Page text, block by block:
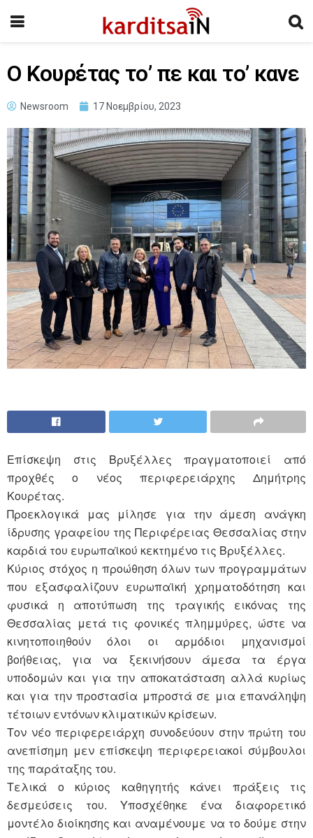
Ο Κουρέτας το’ πε και το’ κανε
Newsroom 17 Νοεμβρίου, 2023
Επίσκεψη στις Βρυξέλλες πραγματοποιεί από
προχθές ο νέος περιφερειάρχης Δημήτρης
Κουρέτας.
Προεκλογικά μας μίλησε για την άμεση ανάγκη
ίδρυσης γραφείου της Περιφέρειας Θεσσαλίας στην
καρδιά του ευρωπαϊκού κεκτημένο τις Βρυξέλλες.
Κύριος στόχος η προώθηση όλων των προγραμμάτων
που εξασφαλίζουν ευρωπαϊκή χρηματοδότηση και
φυσικά η αποτύπωση της τραγικής εικόνας της
Θεσσαλίας μετά τις φονικές πλημμύρες, ώστε να
κινητοποιηθούν όλοι οι αρμόδιοι μηχανισμοί
βοήθειας, για να ξεκινήσουν άμεσα τα έργα
υποδομών και για την αποκατάσταση αλλά κυρίως
και για την προστασία μπροστά σε μια επανάληψη
τέτοιων εντόνων κλιματικών κρίσεων.
Τον νέο περιφερειάρχη συνοδεύουν στην πρώτη του
ανεπίσημη μεν επίσκεψη περιφερειακοί σύμβουλοι
της παράταξης του.
Τελικά ο κύριος καθηγητής κάνει πράξεις τις
δεσμεύσεις του. Υποσχέθηκε ένα διαφορετικό
μοντέλο διοίκησης και αναμένουμε να το δούμε στην